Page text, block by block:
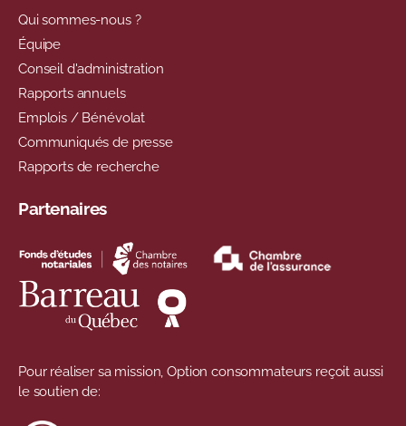
Qui sommes-nous ?
Équipe
Conseil d'administration
Rapports annuels
Emplois / Bénévolat
Communiqués de presse
Rapports de recherche
Partenaires
Pour réaliser sa mission, Option consommateurs reçoit aussi
le soutien de: